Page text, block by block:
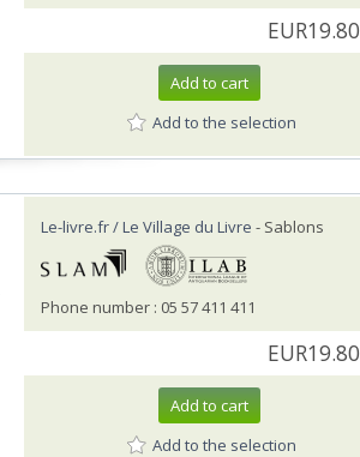
EUR19.80
Add to cart
Add to the selection
Le-livre.fr / Le Village du Livre - Sablons
Phone number : 05 57 411 411
EUR19.80
Add to cart
Add to the selection